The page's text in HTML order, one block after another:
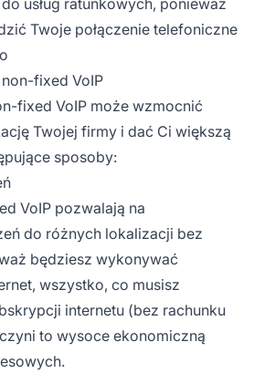
Twoje połączenie telefoniczne
fixed VoIP
fixed VoIP może wzmocnić
Twojej firmy i dać Ci większą
sposoby:
VoIP pozwalają na
do różnych lokalizacji bez
będziesz wykonywać
wszystko, co musisz
internetu (bez rachunku
to wysoce ekonomiczną